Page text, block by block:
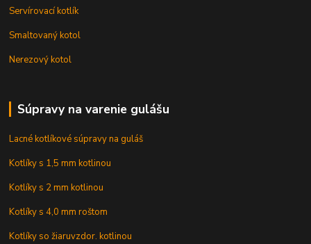
Servírovací kotlík
Smaltovaný kotol
Nerezový kotol
Súpravy na varenie gulášu
Lacné kotlíkové súpravy na guláš
Kotlíky s 1,5 mm kotlinou
Kotlíky s 2 mm kotlinou
Kotlíky s 4,0 mm roštom
Kotlíky so žiaruvzdor. kotlinou